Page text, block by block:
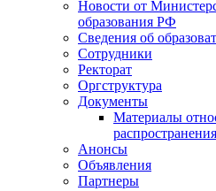
Новости от
образования РФ
Сведения об
Сотрудники
Ректорат
Оргструктура
Документы
Материалы
Анонсы
Объявления
Партнеры